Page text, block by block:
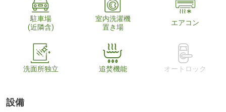
駐車場
(近隣含)
室内洗濯機
置き場
エアコン
洗面所独立 追焚機能 オートロック
設備